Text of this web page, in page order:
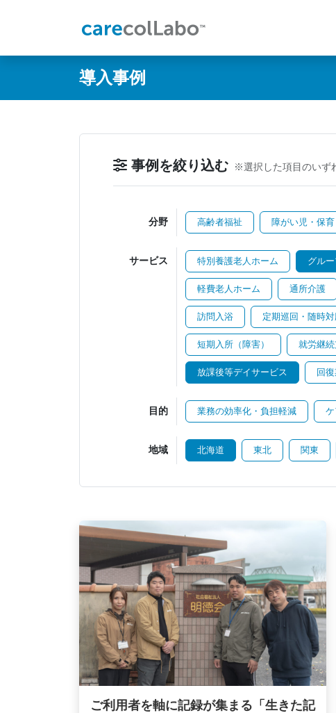
導入事例
事例を絞り込む ※選択した項目のいず
分野 高齢者福祉 障がい児・保育
サービス 特別養護老人ホーム グル
軽費老人ホーム 通所介護
訪問入浴 定期巡回・随時
短期入所（障害） 就労継
放課後等デイサービス 回
目的 業務の効率化・負担軽減
地域 北海道 東北 関東
ご利用者を軸に記録が集まる「生きた記